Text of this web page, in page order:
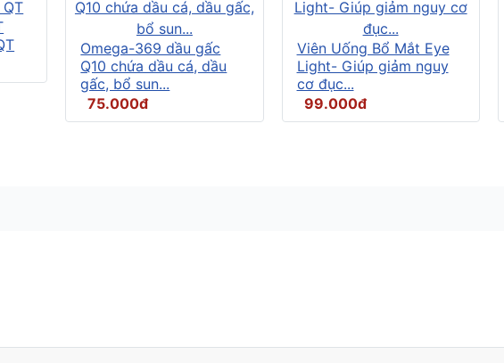
Omega-369 dầu gấc
Q10 chứa dầu cá, dầu
gấc, bổ sun...
75.000đ
Viên Uống Bổ Mắt Eye
Light- Giúp giảm nguy
cơ đục...
99.000đ